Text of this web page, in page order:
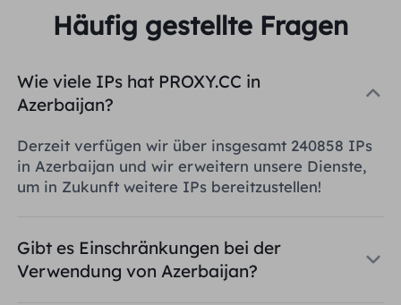
Häufig gestellte Fragen
Wie viele IPs hat PROXY.CC in
Azerbaijan?
Derzeit verfügen wir über insgesamt 240858 IPs
in Azerbaijan und wir erweitern unsere Dienste,
um in Zukunft weitere IPs bereitzustellen!
Gibt es Einschränkungen bei der
Verwendung von Azerbaijan?